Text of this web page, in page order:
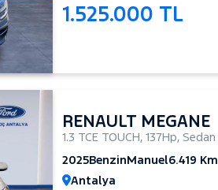
1.525.000 TL
RENAULT MEGANE
1.3 TCE TOUCH, 137Hp, Sedan
2025BenzinManuel6.419 Km
Antalya